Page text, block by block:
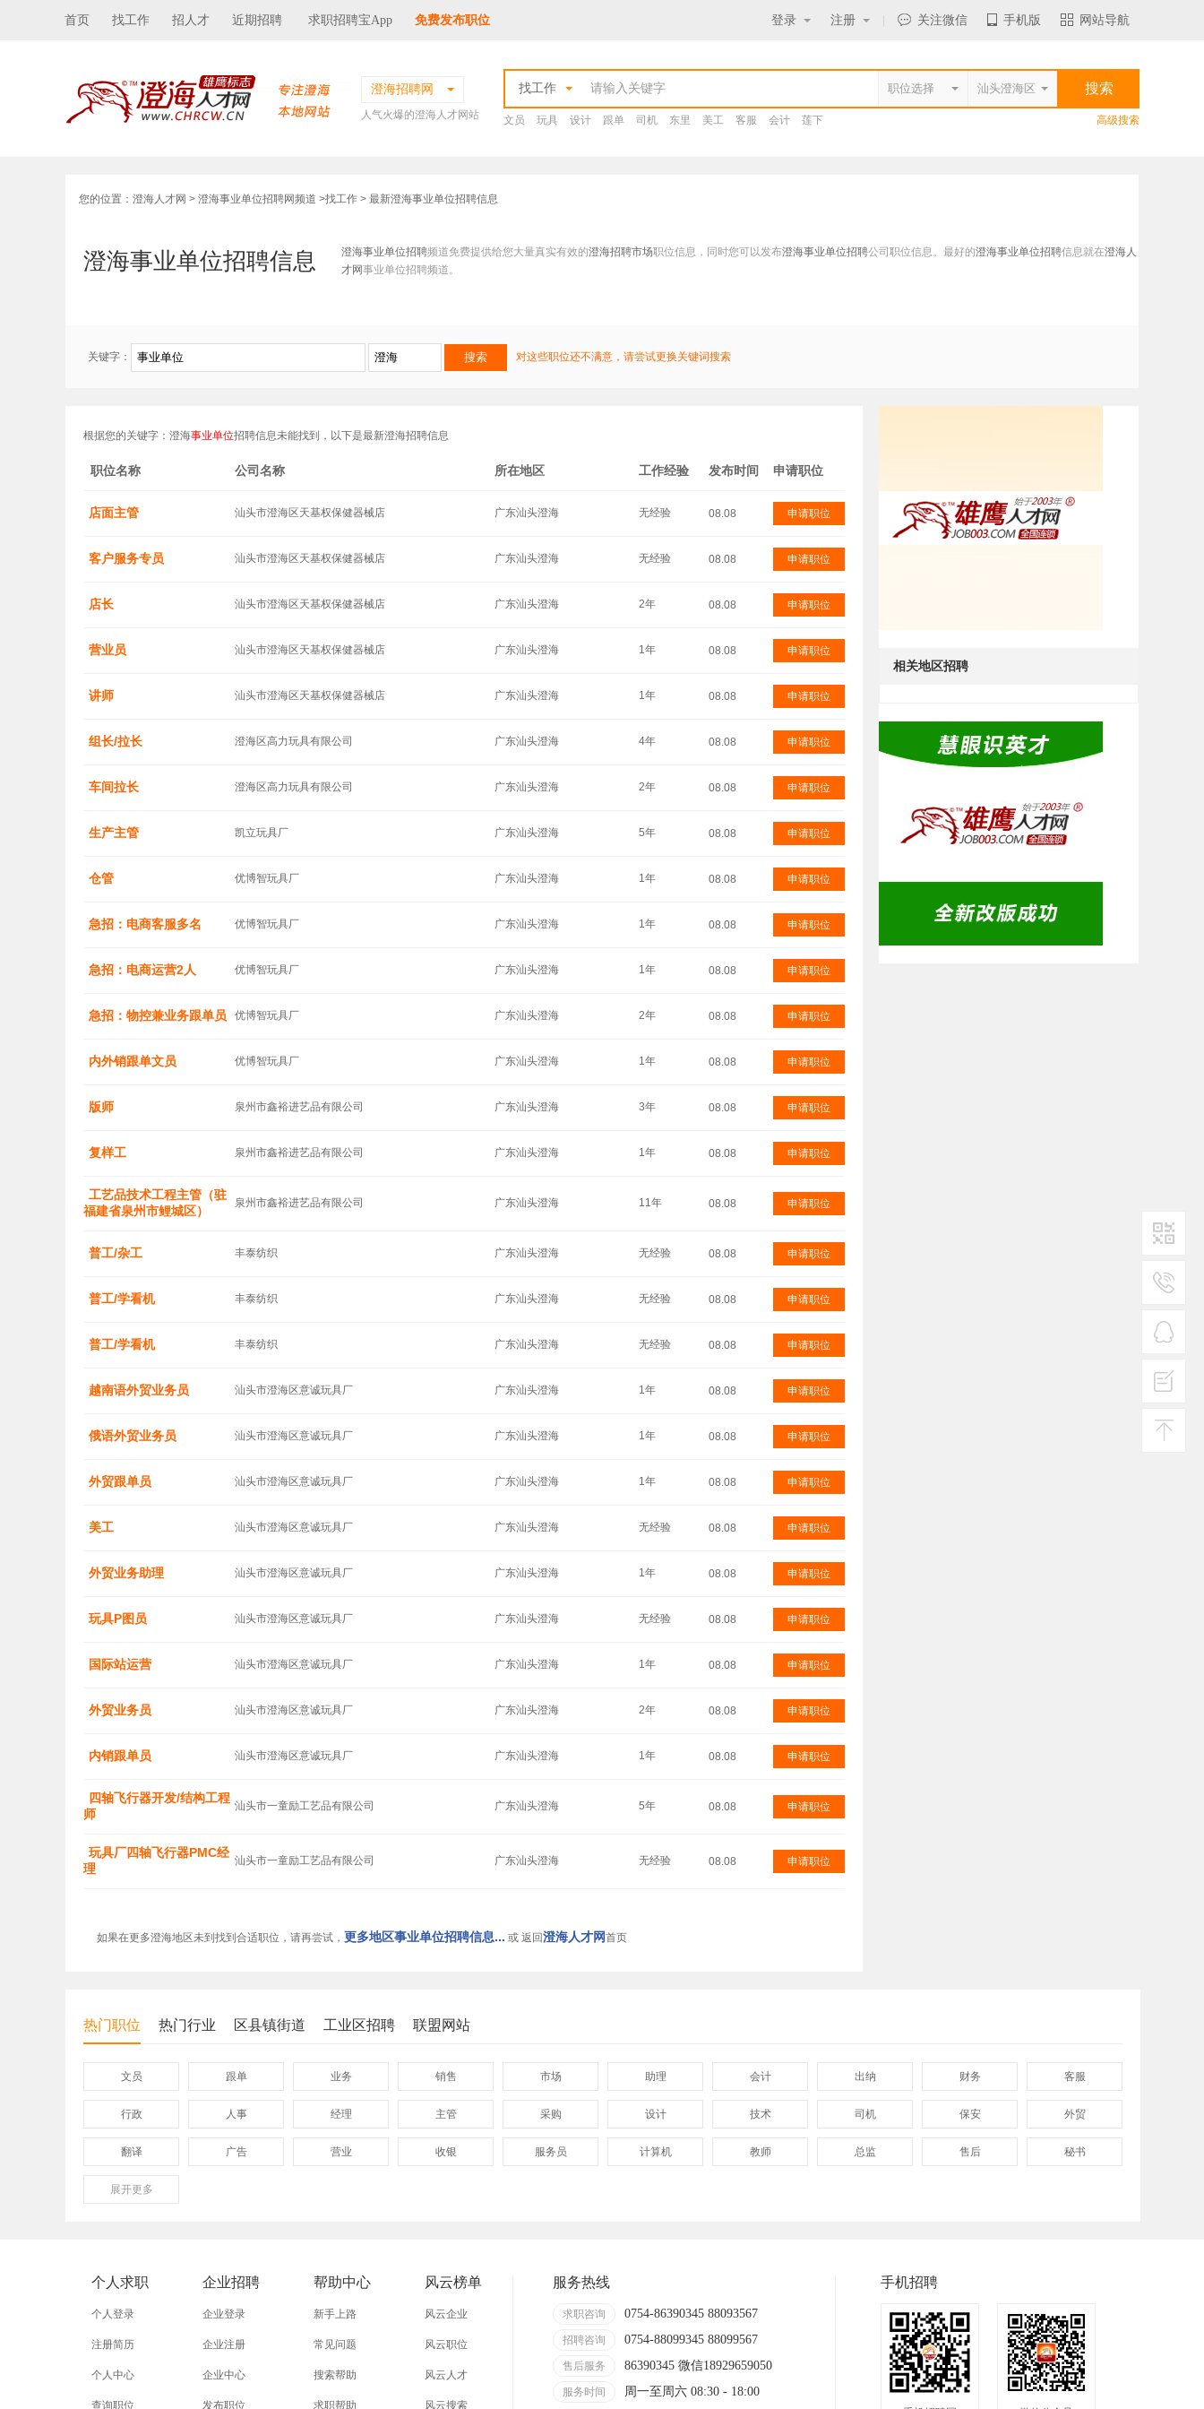
首页 找工作 招人才 近期招聘 求职招聘宝App 免费发布职位 登录 注册 关注微信 手机版 网站导航
澄海招聘网
人气火爆的澄海人才网站
找工作
文员 玩具 设计 跟单 司机 东里 美工 客服 会计 莲下 高级搜索
您的位置： 澄海人才网 > 澄海事业单位招聘网频道 >找工作 > 最新澄海事业单位招聘信息
澄海事业单位招聘信息 澄海事业单位招聘频道免费提供给您大量真实有效的澄海招聘市场职位信息，同时您可以发布澄海事业单位招聘公司职位信息。最好的澄海事业单位招聘信息就在澄海人
才网事业单位招聘频道。
关键字： 对这些职位还不满意，请尝试更换关键词搜索
根据您的关键字：澄海事业单位招聘信息未能找到，以下是最新澄海招聘信息
职位名称 公司名称 所在地区 工作经验 发布时间 申请职位
店面主管 汕头市澄海区天基权保健器械店 广东汕头澄海 无经验 08.08 申请职位
客户服务专员 汕头市澄海区天基权保健器械店 广东汕头澄海 无经验 08.08 申请职位
店长 汕头市澄海区天基权保健器械店 广东汕头澄海 2年 08.08 申请职位
营业员 汕头市澄海区天基权保健器械店 广东汕头澄海 1年 08.08 申请职位
讲师 汕头市澄海区天基权保健器械店 广东汕头澄海 1年 08.08 申请职位
组长/拉长 澄海区高力玩具有限公司 广东汕头澄海 4年 08.08 申请职位
车间拉长 澄海区高力玩具有限公司 广东汕头澄海 2年 08.08 申请职位
生产主管 凯立玩具厂 广东汕头澄海 5年 08.08 申请职位
仓管 优博智玩具厂 广东汕头澄海 1年 08.08 申请职位
急招：电商客服多名 优博智玩具厂 广东汕头澄海 1年 08.08 申请职位
急招：电商运营2人 优博智玩具厂 广东汕头澄海 1年 08.08 申请职位
急招：物控兼业务跟单员 优博智玩具厂 广东汕头澄海 2年 08.08 申请职位
内外销跟单文员 优博智玩具厂 广东汕头澄海 1年 08.08 申请职位
版师 泉州市鑫裕进艺品有限公司 广东汕头澄海 3年 08.08 申请职位
复样工 泉州市鑫裕进艺品有限公司 广东汕头澄海 1年 08.08 申请职位
工艺品技术工程主管（驻
福建省泉州市鲤城区）
泉州市鑫裕进艺品有限公司 广东汕头澄海 11年 08.08 申请职位
普工/杂工 丰泰纺织 广东汕头澄海 无经验 08.08 申请职位
普工/学看机 丰泰纺织 广东汕头澄海 无经验 08.08 申请职位
普工/学看机 丰泰纺织 广东汕头澄海 无经验 08.08 申请职位
越南语外贸业务员 汕头市澄海区意诚玩具厂 广东汕头澄海 1年 08.08 申请职位
俄语外贸业务员 汕头市澄海区意诚玩具厂 广东汕头澄海 1年 08.08 申请职位
外贸跟单员 汕头市澄海区意诚玩具厂 广东汕头澄海 1年 08.08 申请职位
美工 汕头市澄海区意诚玩具厂 广东汕头澄海 无经验 08.08 申请职位
外贸业务助理 汕头市澄海区意诚玩具厂 广东汕头澄海 1年 08.08 申请职位
玩具P图员 汕头市澄海区意诚玩具厂 广东汕头澄海 无经验 08.08 申请职位
国际站运营 汕头市澄海区意诚玩具厂 广东汕头澄海 1年 08.08 申请职位
外贸业务员 汕头市澄海区意诚玩具厂 广东汕头澄海 2年 08.08 申请职位
内销跟单员 汕头市澄海区意诚玩具厂 广东汕头澄海 1年 08.08 申请职位
四轴飞行器开发/结构工程
师
汕头市一童励工艺品有限公司 广东汕头澄海 5年 08.08 申请职位
玩具厂四轴飞行器PMC经
理
汕头市一童励工艺品有限公司 广东汕头澄海 无经验 08.08 申请职位
如果在更多澄海地区未到找到合适职位，请再尝试， 更多地区事业单位招聘信息... 或 返回澄海人才网首页
相关地区招聘
热门职位 热门行业 区县镇街道 工业区招聘 联盟网站
文员 跟单 业务 销售 市场 助理 会计 出纳 财务 客服
行政 人事 经理 主管 采购 设计 技术 司机 保安 外贸
翻译 广告 营业 收银 服务员 计算机 教师 总监 售后 秘书
保险
展开更多
个人求职
个人登录
注册简历
个人中心
查询职位
企业招聘
企业登录
企业注册
企业中心
发布职位
帮助中心
新手上路
常见问题
搜索帮助
求职帮助
风云榜单
风云企业
风云职位
风云人才
风云搜索
服务热线
求职咨询 0754-86390345 88093567
招聘咨询 0754-88099345 88099567
售后服务 86390345 微信18929659050
服务时间 周一至周六 08:30 - 18:00
手机招聘
二维码1
热线
客服
建议